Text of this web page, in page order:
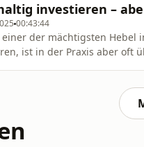
sie hat selber geerbt
investieren –
00:43:44
einer der mächtigsten Hebel
ist in der Praxis aber oft